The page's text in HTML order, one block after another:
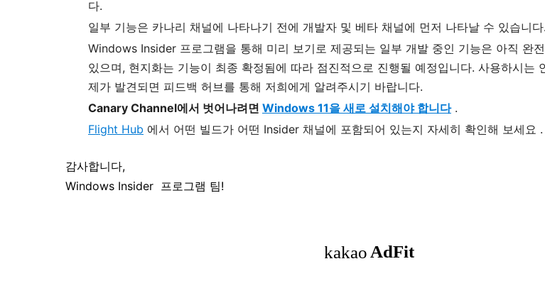
다.
일부 기능은 카나리 채널에 나타나기 전에 개발자 및 베타 채널에 먼저 나타날 수 있습니다.
Windows Insider 프로그램을 통해 미리 보기로 제공되는 일부 개발 중인 기능은 아직 완
있으며, 현지화는 기능이 최종 확정됨에 따라 점진적으로 진행될 예정입니다. 사용하시는
제가 발견되면 피드백 허브를 통해 저희에게 알려주시기 바랍니다.
Canary Channel에서 벗어나려면 Windows 11을 새로 설치해야 합니다 .
Flight Hub 에서 어떤 빌드가 어떤 Insider 채널에 포함되어 있는지 자세히 확인해 보세요 .
감사합니다,
Windows Insider 프로그램 팀!